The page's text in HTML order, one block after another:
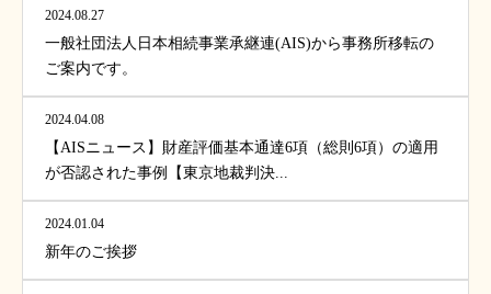
2024.08.27
一般社団法人日本相続事業承継連(AIS)から事務所移転の
ご案内です。
2024.04.08
【AISニュース】財産評価基本通達6項（総則6項）の適用
が否認された事例【東京地裁判決...
2024.01.04
新年のご挨拶